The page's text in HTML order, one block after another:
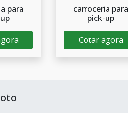
para
carroceria para
pick-up
Cotar agora